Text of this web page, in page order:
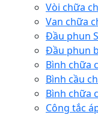
Vòi chữa
Van chữa
Đầu phun
Đầu phun
Bình chữa
Bình cầu
Bình chữa
Công tắc